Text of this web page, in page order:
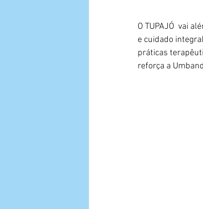
O TUPAJÓ  vai
e cuidado
práticas
reforça a